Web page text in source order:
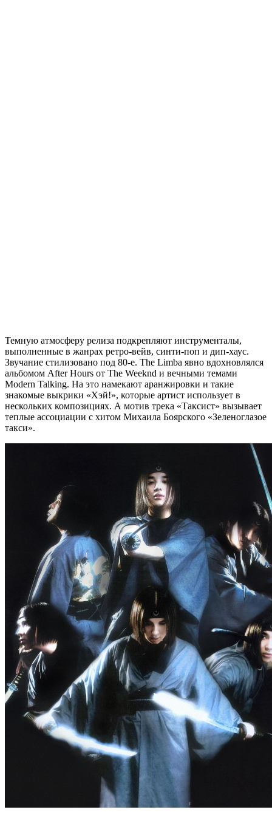
Темную атмосферу релиза подкрепляют инструменталы,
выполненные в жанрах ретро-вейв, синти-поп и дип-хаус.
Звучание стилизовано под 80-е. The Limba явно вдохновлялся
альбомом After Hours от The Weeknd и вечными темами
Modern Talking. На это намекают аранжировки и такие
знакомые выкрики «Хэй!», которые артист использует в
нескольких композициях. А мотив трека «Таксист» вызывает
теплые ассоциации с хитом Михаила Боярского «Зеленоглазое
такси».